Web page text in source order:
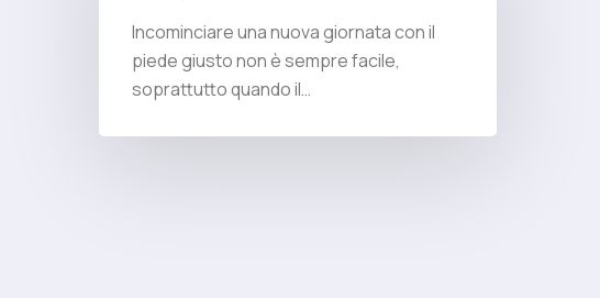
Incominciare una nuova giornata con il
piede giusto non è sempre facile,
soprattutto quando il…